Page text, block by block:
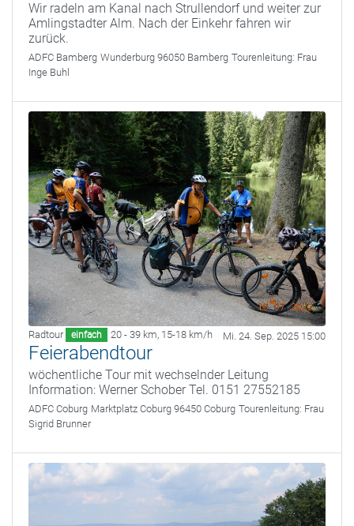
Wir radeln am Kanal nach Strullendorf und weiter zur
Amlingstadter Alm. Nach der Einkehr fahren wir
zurück.
ADFC Bamberg Wunderburg 96050 Bamberg Tourenleitung: Frau
Inge Buhl
Radtour einfach 20 - 39 km, 15-18 km/h Mi. 24. Sep. 2025 15:00
Feierabendtour
wöchentliche Tour mit wechselnder Leitung
Information: Werner Schober Tel. 0151 27552185
ADFC Coburg Marktplatz Coburg 96450 Coburg Tourenleitung: Frau
Sigrid Brunner